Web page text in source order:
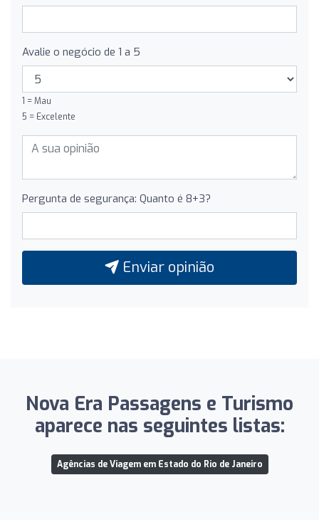
Avalie o negócio de 1 a 5
1 = Mau
5 = Excelente
Pergunta de segurança: Quanto é 8+3?
Enviar opinião
Nova Era Passagens e Turismo
aparece nas seguintes listas:
Agências de Viagem em Estado do Rio de Janeiro